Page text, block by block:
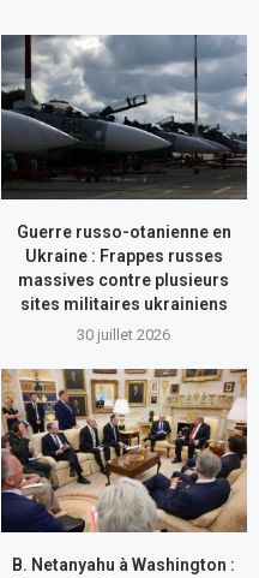
Guerre russo-otanienne en
Ukraine : Frappes russes
massives contre plusieurs
sites militaires ukrainiens
30 juillet 2026
B. Netanyahu à Washington :